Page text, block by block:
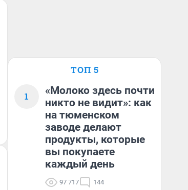
ТОП 5
1
«Молоко здесь почти
никто не видит»: как
на тюменском
заводе делают
продукты, которые
вы покупаете
каждый день
97 717 144